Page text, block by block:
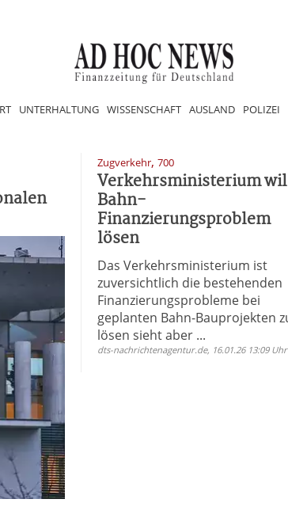
UNTERHALTUNG WISSENSCHAFT AUSLAND POLIZEI
Zugverkehr, 700
Verkehrsministerium
Bahn-
Finanzierungsproblem
lösen
Das Verkehrsministerium ist
zuversichtlich die bestehenden
Finanzierungsprobleme bei
geplanten Bahn-Bauprojekten
lösen sieht aber ...
dts-nachrichtenagentur.de, 16.01.26 13:09 Uhr